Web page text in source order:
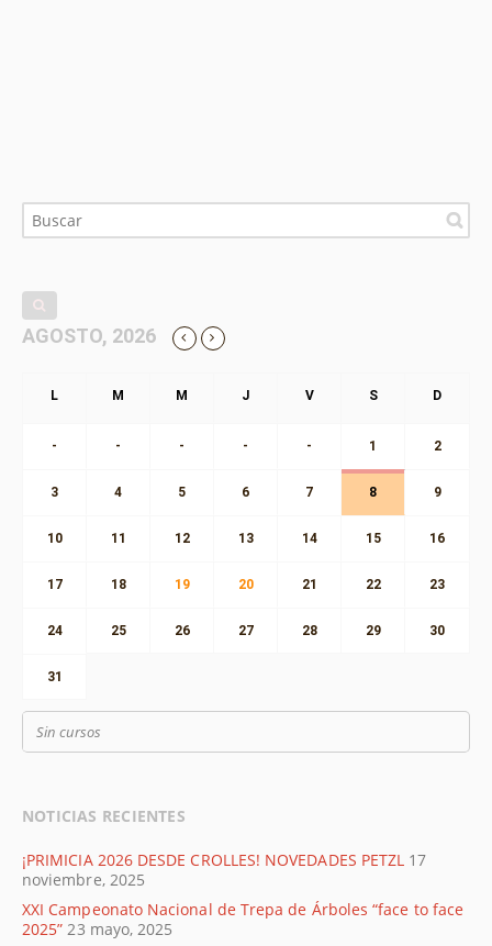
AGOSTO, 2026
- - - - - 1 2
3 4 5 6 7 8 9
10 11 12 13 14 15 16
17 18 19 20 21 22 23
24 25 26 27 28 29 30
31
Sin cursos
NOTICIAS RECIENTES
¡PRIMICIA 2026 DESDE CROLLES! NOVEDADES PETZL 17
noviembre, 2025
XXI Campeonato Nacional de Trepa de Árboles “face to face
2025” 23 mayo, 2025